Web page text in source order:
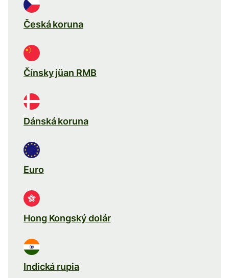
Česká koruna
Čínsky jüan RMB
Dánská koruna
Euro
Hong Kongský dolár
Indická rupia